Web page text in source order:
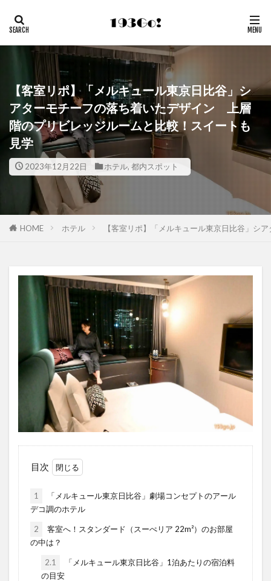
【客室リポ】「メルキュール東京日比谷」シ
アターモチーフの落ち着いたデザイン 上層
階のプリビレッジルームと比較！スイートも
見学
2023年12月22日 ホテル, 都内スポット
HOME ホテル 【客室リポ】「メルキュール東京日比谷」
目次
1
「メルキュール東京日比谷」劇場コンセプトのアール
デコ調のホテル
2
客室へ！スタンダード（スーぺリア 22m²）のお部屋
の中は？
2.1
「メルキュール東京日比谷」1泊あたりの宿泊料
の目安